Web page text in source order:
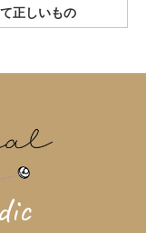
腸炎
療法
ング病
色
正しいもの